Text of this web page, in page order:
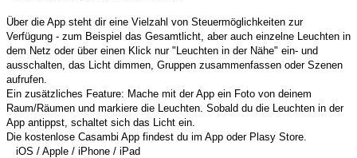
Über die App steht dir eine Vielzahl von Steuermöglichkeiten zur
Verfügung - zum Beispiel das Gesamtlicht, aber auch einzelne Leuchten in
dem Netz oder über einen Klick nur "Leuchten in der Nähe" ein- und
ausschalten, das Licht dimmen, Gruppen zusammenfassen oder Szenen
aufrufen.
Ein zusätzliches Feature: Mache mit der App ein Foto von deinem
Raum/Räumen und markiere die Leuchten. Sobald du die Leuchten in der
App antippst, schaltet sich das Licht ein.
Die kostenlose Casambi App findest du im App oder Plasy Store.
iOS / Apple / iPhone / iPad